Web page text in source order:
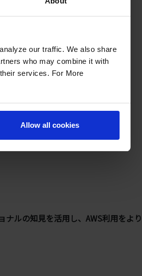
our traffic. We also share
who may combine it with
services. For More
Allow all cookies
ルの知見を活用し、AWS利用をよ